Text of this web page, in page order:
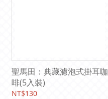
聖馬田：典藏濾泡式掛耳咖
啡(5入裝)
NT$130